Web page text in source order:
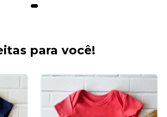
para você!